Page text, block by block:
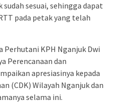
sesuai, sehingga dapat
pada petak yang telah
Perhutani KPH Nganjuk Dwi
Perencanaan dan
apresiasinya kepada
(CDK) Wilayah Nganjuk dan
selama ini.